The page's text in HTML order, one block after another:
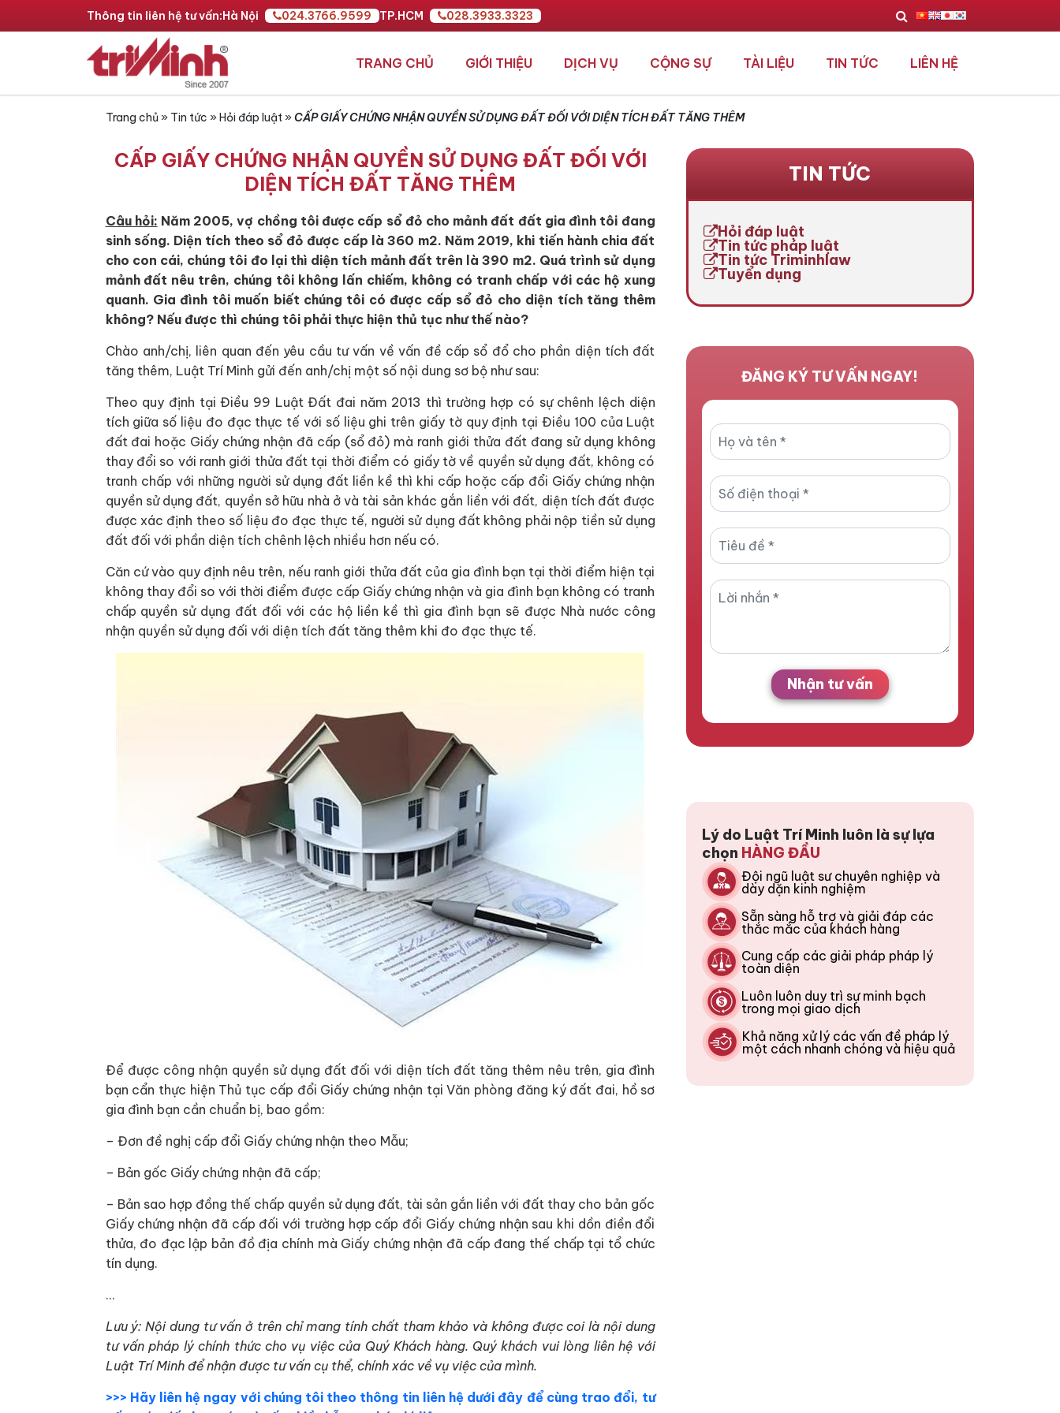
Thông tin liên hệ tư vấn:Hà Nội 024.3766.9599 TP.HCM 028.3933.3323
TRANG CHỦ GIỚI THIỆU DỊCH VỤ CỘNG SỰ TÀI LIỆU TIN TỨC LIÊN HỆ
Trang chủ» Tin tức » Hỏi đáp luật» CẤP GIẤY CHỨNG NHẬN QUYỀN SỬ DỤNG ĐẤT ĐỐI VỚI DIỆN TÍCH ĐẤT TĂNG THÊM
CẤP GIẤY CHỨNG NHẬN QUYỀN SỬ DỤNG ĐẤT ĐỐI VỚI
DIỆN TÍCH ĐẤT TĂNG THÊM
Câu hỏi: Năm 2005, vợ chồng tôi được cấp sổ đỏ cho mảnh đất đất gia đình tôi đang
sinh sống. Diện tích theo sổ đỏ được cấp là 360 m2. Năm 2019, khi tiến hành chia đất
cho con cái, chúng tôi đo lại thì diện tích mảnh đất trên là 390 m2. Quá trình sử dụng
mảnh đất nêu trên, chúng tôi không lấn chiếm, không có tranh chấp với các hộ xung
quanh. Gia đình tôi muốn biết chúng tôi có được cấp sổ đỏ cho diện tích tăng thêm
không? Nếu được thì chúng tôi phải thực hiện thủ tục như thế nào?
Chào anh/chị, liên quan đến yêu cầu tư vấn về vấn đề cấp sổ đổ cho phần diện tích đất
tăng thêm, Luật Trí Minh gửi đến anh/chị một số nội dung sơ bộ như sau:
Theo quy định tại Điều 99 Luật Đất đai năm 2013 thì trường hợp có sự chênh lệch diện
tích giữa số liệu đo đạc thực tế với số liệu ghi trên giấy tờ quy định tại Điều 100 của Luật
đất đai hoặc Giấy chứng nhận đã cấp (sổ đỏ) mà ranh giới thửa đất đang sử dụng không
thay đổi so với ranh giới thửa đất tại thời điểm có giấy tờ về quyền sử dụng đất, không có
tranh chấp với những người sử dụng đất liền kề thì khi cấp hoặc cấp đổi Giấy chứng nhận
quyền sử dụng đất, quyền sở hữu nhà ở và tài sản khác gắn liền với đất, diện tích đất được
được xác định theo số liệu đo đạc thực tế, người sử dụng đất không phải nộp tiền sử dụng
đất đối với phần diện tích chênh lệch nhiều hơn nếu có.
Căn cứ vào quy định nêu trên, nếu ranh giới thửa đất của gia đình bạn tại thời điểm hiện tại
không thay đổi so với thời điểm được cấp Giấy chứng nhận và gia đình bạn không có tranh
chấp quyền sử dụng đất đối với các hộ liền kề thì gia đình bạn sẽ được Nhà nước công
nhận quyền sử dụng đối với diện tích đất tăng thêm khi đo đạc thực tế.
Để được công nhận quyền sử dụng đất đối với diện tích đất tăng thêm nêu trên, gia đình
bạn cẩn thực hiện Thủ tục cấp đổi Giấy chứng nhận tại Văn phòng đăng ký đất đai, hồ sơ
gia đình bạn cần chuẩn bị, bao gồm:
– Đơn đề nghị cấp đổi Giấy chứng nhận theo Mẫu;
– Bản gốc Giấy chứng nhận đã cấp;
– Bản sao hợp đồng thế chấp quyền sử dụng đất, tài sản gắn liền với đất thay cho bản gốc
Giấy chứng nhận đã cấp đối với trường hợp cấp đổi Giấy chứng nhận sau khi dồn điền đổi
thửa, đo đạc lập bản đồ địa chính mà Giấy chứng nhận đã cấp đang thế chấp tại tổ chức
tín dụng.
…
Lưu ý: Nội dung tư vấn ở trên chỉ mang tính chất tham khảo và không được coi là nội dung
tư vấn pháp lý chính thức cho vụ việc của Quý Khách hàng. Quý khách vui lòng liên hệ với
Luật Trí Minh để nhận được tư vấn cụ thể, chính xác về vụ việc của mình.
>>> Hãy liên hệ ngay với chúng tôi theo thông tin liên hệ dưới đây để cùng trao đổi, tư
TIN TỨC
Hỏi đáp luật
Tin tức pháp luật
Tin tức Triminhlaw
Tuyển dụng
ĐĂNG KÝ TƯ VẤN NGAY!
Nhận tư vấn
Lý do Luật Trí Minh luôn là sự lựa
chọn HÀNG ĐẦU
Đội ngũ luật sư chuyên nghiệp và
dày dặn kinh nghiệm
Sẵn sàng hỗ trợ và giải đáp các
thắc mắc của khách hàng
Cung cấp các giải pháp pháp lý
toàn diện
Luôn luôn duy trì sự minh bạch
trong mọi giao dịch
Khả năng xử lý các vấn đề pháp lý
một cách nhanh chóng và hiệu quả